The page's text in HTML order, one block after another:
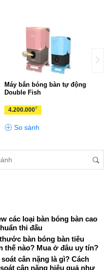
Máy bắn bóng bàn tự động
Double Fish
4.200.000₫
So sánh
các loại bàn bóng bàn cao
thi đấu
bàn bóng bàn tiêu
thế nào? Mua ở đâu uy tín?
soát cân nặng là gì? Cách
cân nặng hiệu quả như